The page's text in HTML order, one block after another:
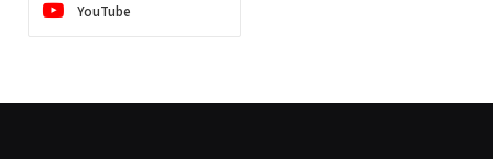
YouTube